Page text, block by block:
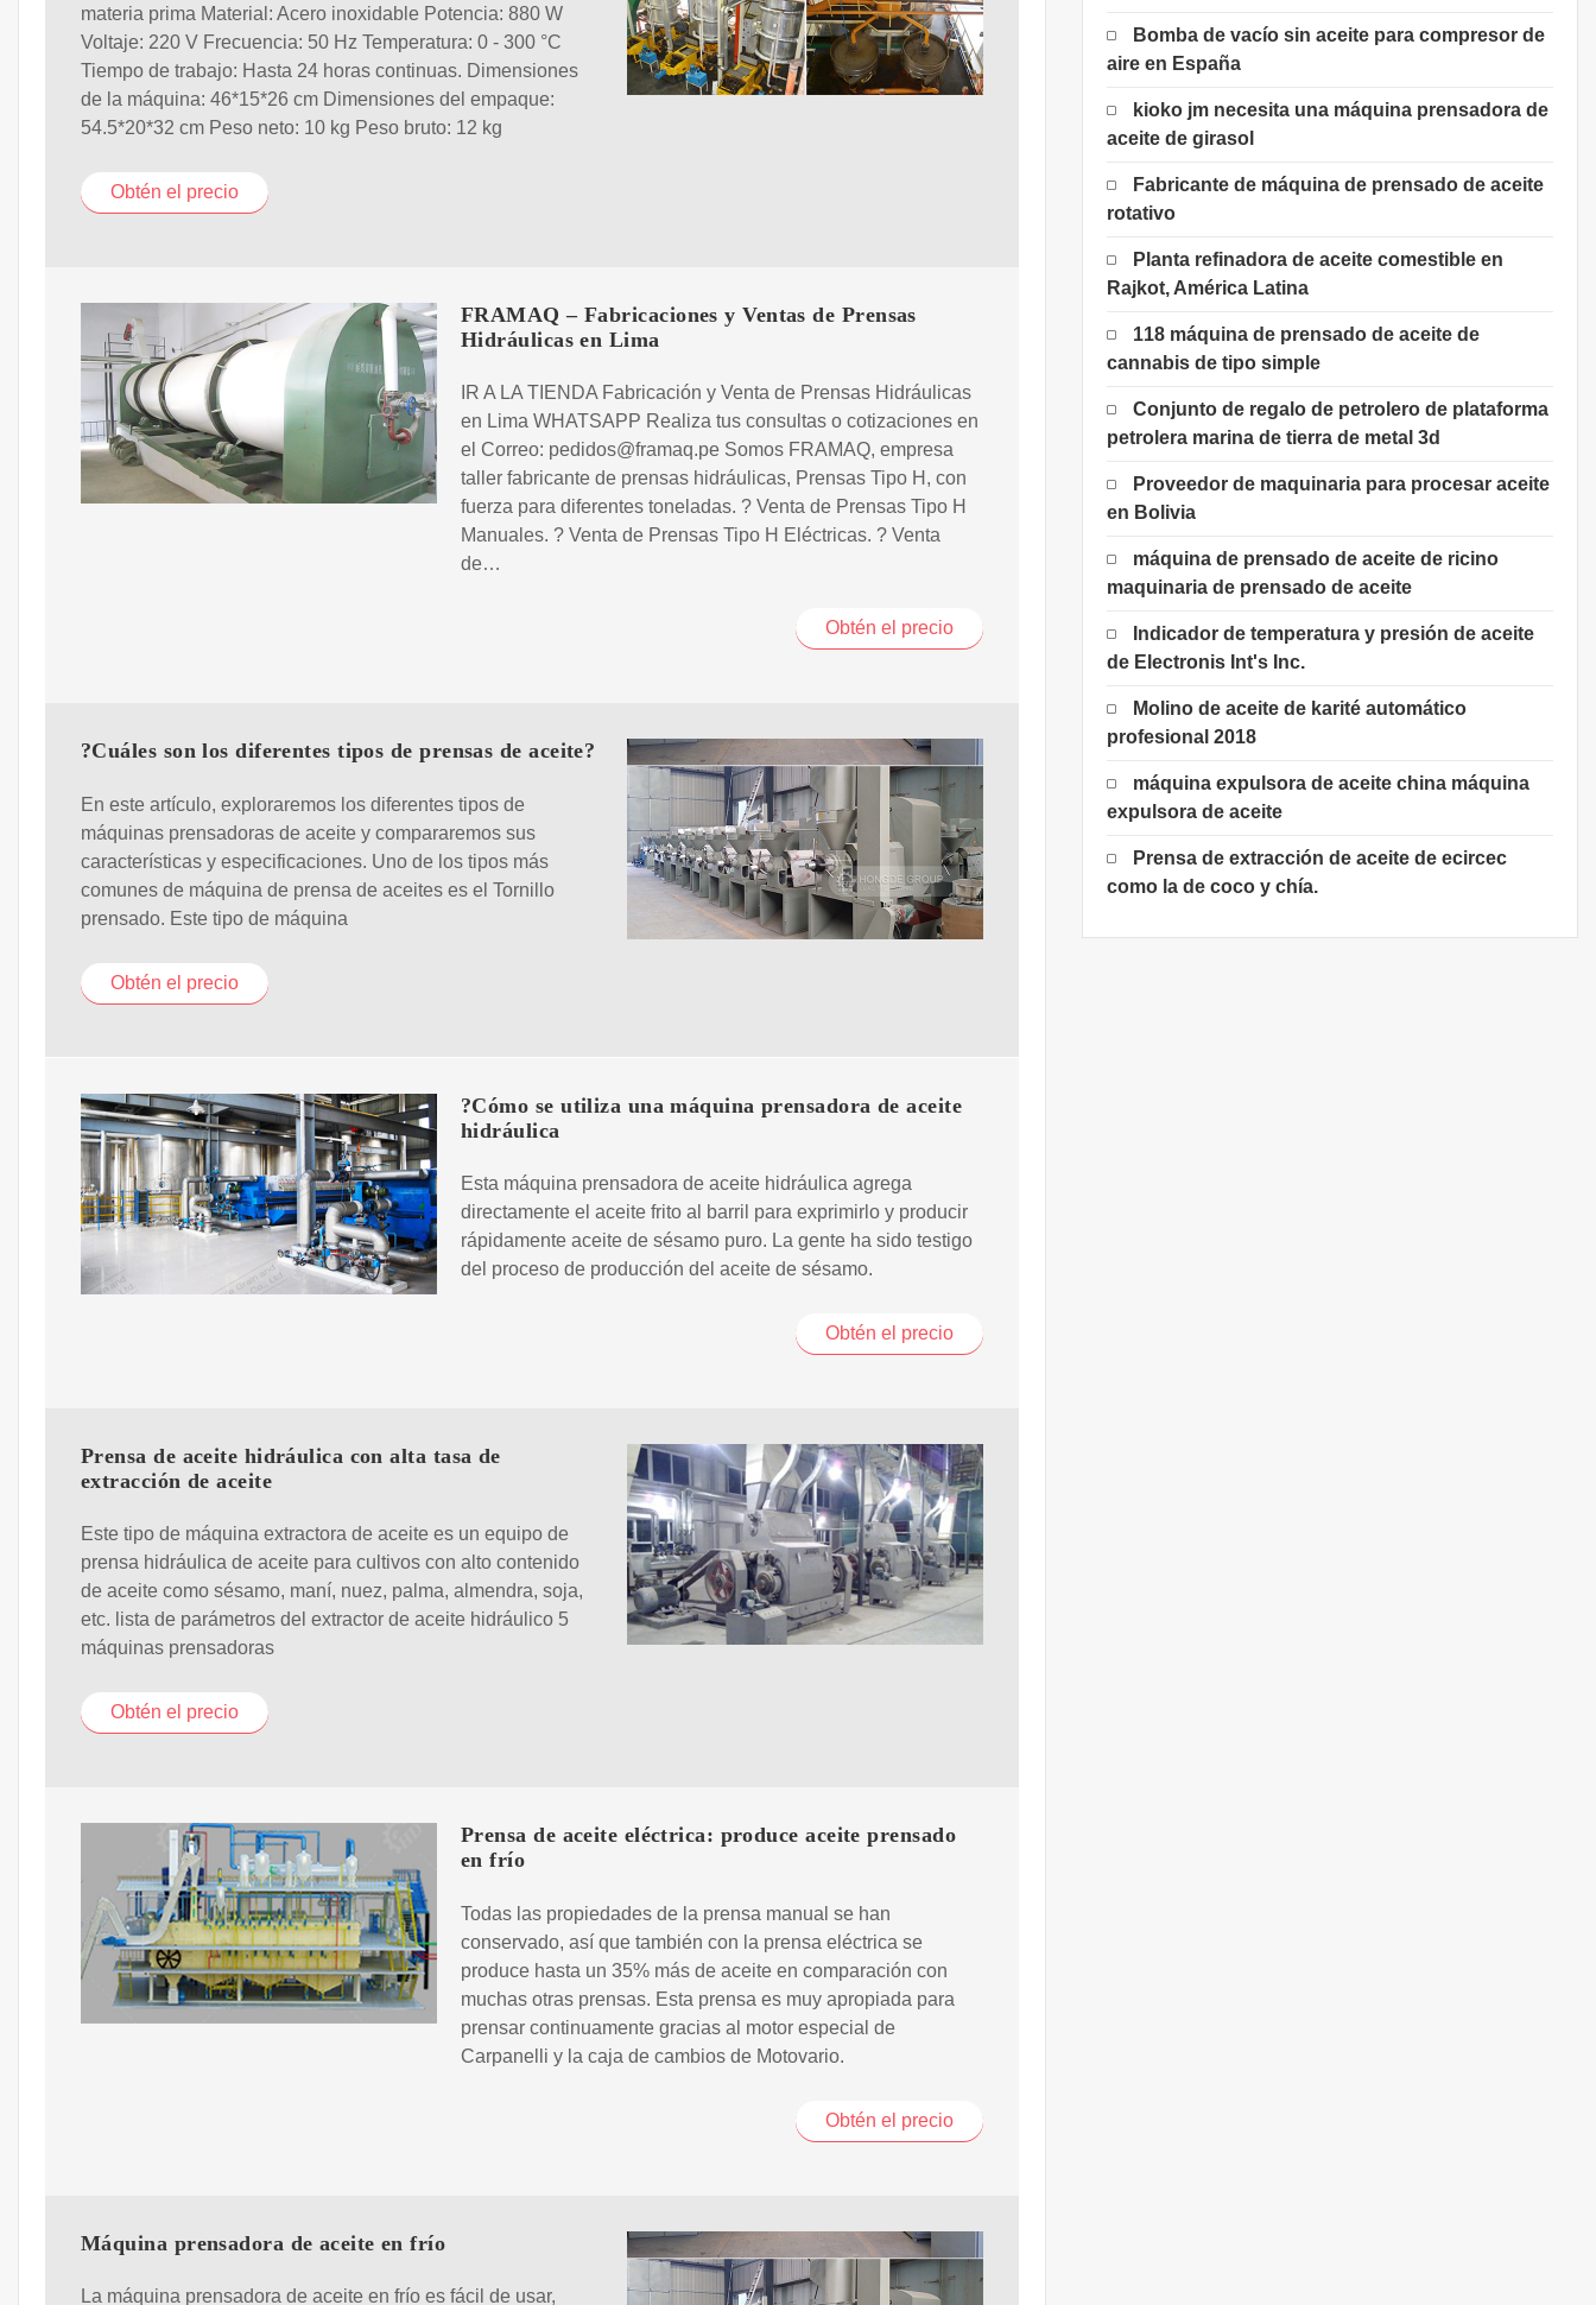
materia prima Material: Acero inoxidable Potencia: 880 W
Voltaje: 220 V Frecuencia: 50 Hz Temperatura: 0 - 300 °C
Tiempo de trabajo: Hasta 24 horas continuas. Dimensiones
de la máquina: 46*15*26 cm Dimensiones del empaque:
54.5*20*32 cm Peso neto: 10 kg Peso bruto: 12 kg
Obtén el precio
FRAMAQ – Fabricaciones y Ventas de Prensas
Hidráulicas en Lima
IR A LA TIENDA Fabricación y Venta de Prensas Hidráulicas
en Lima WHATSAPP Realiza tus consultas o cotizaciones en
el Correo: pedidos@framaq.pe Somos FRAMAQ, empresa
taller fabricante de prensas hidráulicas, Prensas Tipo H, con
fuerza para diferentes toneladas. ? Venta de Prensas Tipo H
Manuales. ? Venta de Prensas Tipo H Eléctricas. ? Venta
de…
Obtén el precio
?Cuáles son los diferentes tipos de prensas de aceite?
En este artículo, exploraremos los diferentes tipos de
máquinas prensadoras de aceite y compararemos sus
características y especificaciones. Uno de los tipos más
comunes de máquina de prensa de aceites es el Tornillo
prensado. Este tipo de máquina
Obtén el precio
?Cómo se utiliza una máquina prensadora de aceite
hidráulica
Esta máquina prensadora de aceite hidráulica agrega
directamente el aceite frito al barril para exprimirlo y producir
rápidamente aceite de sésamo puro. La gente ha sido testigo
del proceso de producción del aceite de sésamo.
Obtén el precio
Prensa de aceite hidráulica con alta tasa de
extracción de aceite
Este tipo de máquina extractora de aceite es un equipo de
prensa hidráulica de aceite para cultivos con alto contenido
de aceite como sésamo, maní, nuez, palma, almendra, soja,
etc. lista de parámetros del extractor de aceite hidráulico 5
máquinas prensadoras
Obtén el precio
Prensa de aceite eléctrica: produce aceite prensado
en frío
Todas las propiedades de la prensa manual se han
conservado, así que también con la prensa eléctrica se
produce hasta un 35% más de aceite en comparación con
muchas otras prensas. Esta prensa es muy apropiada para
prensar continuamente gracias al motor especial de
Carpanelli y la caja de cambios de Motovario.
Obtén el precio
Máquina prensadora de aceite en frío
La máquina prensadora de aceite en frío es fácil de usar,
Bomba de vacío sin aceite para compresor de
aire en España
kioko jm necesita una máquina prensadora de
aceite de girasol
Fabricante de máquina de prensado de aceite
rotativo
Planta refinadora de aceite comestible en
Rajkot, América Latina
118 máquina de prensado de aceite de
cannabis de tipo simple
Conjunto de regalo de petrolero de plataforma
petrolera marina de tierra de metal 3d
Proveedor de maquinaria para procesar aceite
en Bolivia
máquina de prensado de aceite de ricino
maquinaria de prensado de aceite
Indicador de temperatura y presión de aceite
de Electronis Int's Inc.
Molino de aceite de karité automático
profesional 2018
máquina expulsora de aceite china máquina
expulsora de aceite
Prensa de extracción de aceite de ecircec
como la de coco y chía.